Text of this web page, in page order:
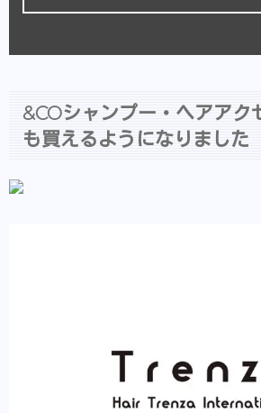
&COシャンプー・ヘアアク
も買えるようになりました